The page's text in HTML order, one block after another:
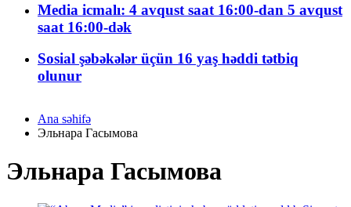
Media icmalı: 4 avqust saat 16:00-dan 5 avqust
saat 16:00-dək
Sosial şəbəkələr üçün 16 yaş həddi tətbiq
olunur
Ana səhifə
Эльнара Гасымова
Эльнара Гасымова